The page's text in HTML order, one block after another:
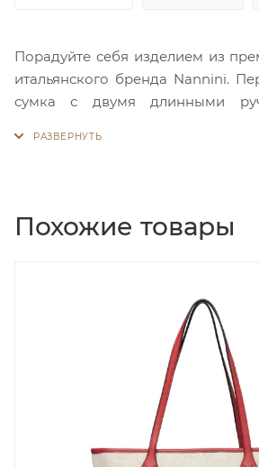
Порадуйте себя изделием из
итальянского бренда Nannini.
сумка с двумя длинными
яркой фурнитурой. На каждый
случай – выбор Nannini актуален
Похожие товары